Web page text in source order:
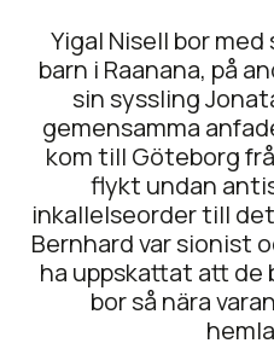
Yigal Nisell bor
barn i Raanana, på
sin syssling
gemensamma
kom till Göteborg
flykt undan
inkallelseorder till
Bernhard var sionist
ha uppskattat att de
bor så nära